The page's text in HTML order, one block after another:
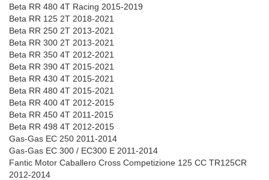
Beta RR 480 4T Racing 2015-2019
Beta RR 125 2T 2018-2021
Beta RR 250 2T 2013-2021
Beta RR 300 2T 2013-2021
Beta RR 350 4T 2012-2021
Beta RR 390 4T 2015-2021
Beta RR 430 4T 2015-2021
Beta RR 480 4T 2015-2021
Beta RR 400 4T 2012-2015
Beta RR 450 4T 2011-2015
Beta RR 498 4T 2012-2015
Gas-Gas EC 250 2011-2014
Gas-Gas EC 300 / EC300 E 2011-2014
Fantic Motor Caballero Cross Competizione 125 CC TR125CR
2012-2014